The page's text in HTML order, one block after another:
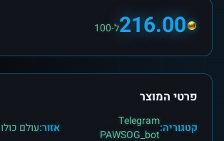
216.00ל-100
פרטי המוצר
קטגוריה:Telegram
PAWSOG_bot
אזור:עולם כולו